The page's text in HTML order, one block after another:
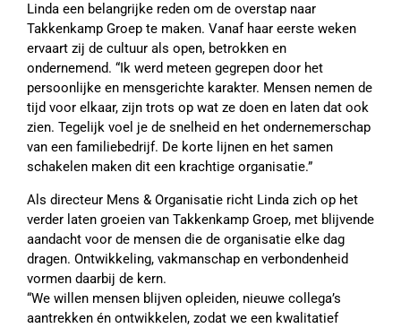
Linda een belangrijke reden om de overstap naar
Takkenkamp Groep te maken. Vanaf haar eerste weken
ervaart zij de cultuur als open, betrokken en
ondernemend. “Ik werd meteen gegrepen door het
persoonlijke en mensgerichte karakter. Mensen nemen de
tijd voor elkaar, zijn trots op wat ze doen en laten dat ook
zien. Tegelijk voel je de snelheid en het ondernemerschap
van een familiebedrijf. De korte lijnen en het samen
schakelen maken dit een krachtige organisatie.”
Als directeur Mens & Organisatie richt Linda zich op het
verder laten groeien van Takkenkamp Groep, met blijvende
aandacht voor de mensen die de organisatie elke dag
dragen. Ontwikkeling, vakmanschap en verbondenheid
vormen daarbij de kern.
“We willen mensen blijven opleiden, nieuwe collega’s
aantrekken én ontwikkelen, zodat we een kwalitatief